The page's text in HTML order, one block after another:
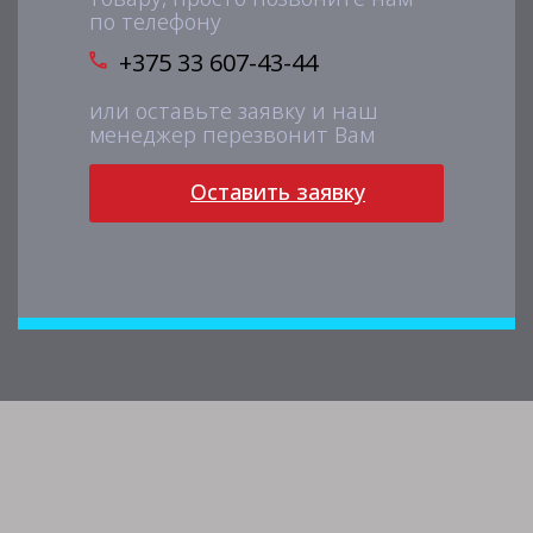
по телефону
+375 33 607-43-44
или оставьте заявку и наш
менеджер перезвонит Вам
Оставить заявку